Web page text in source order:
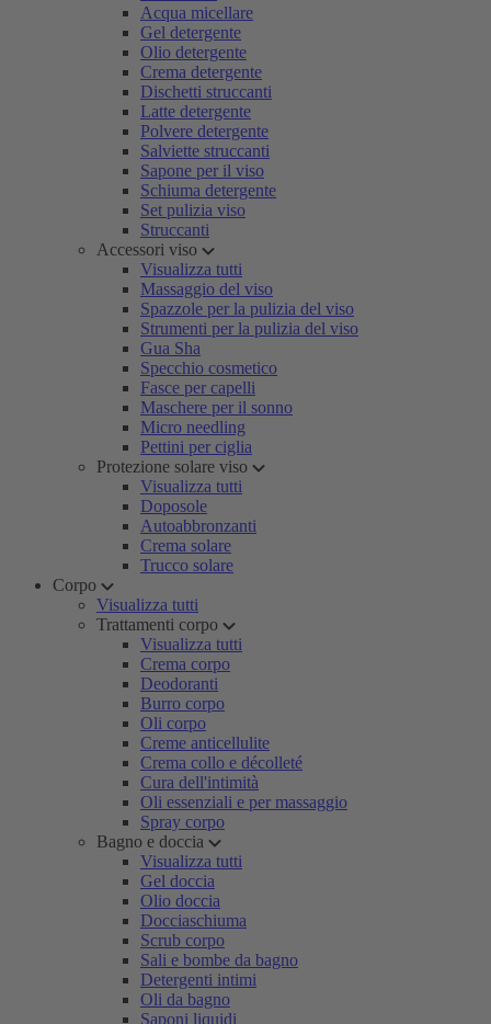
Acqua micellare
Gel detergente
Olio detergente
Crema detergente
Dischetti struccanti
Latte detergente
Polvere detergente
Salviette struccanti
Sapone per il viso
Schiuma detergente
Set pulizia viso
Struccanti
Accessori viso
Visualizza tutti
Massaggio del viso
Spazzole per la pulizia del viso
Strumenti per la pulizia del viso
Gua Sha
Specchio cosmetico
Fasce per capelli
Maschere per il sonno
Micro needling
Pettini per ciglia
Protezione solare viso
Visualizza tutti
Doposole
Autoabbronzanti
Crema solare
Trucco solare
Corpo
Visualizza tutti
Trattamenti corpo
Visualizza tutti
Crema corpo
Deodoranti
Burro corpo
Oli corpo
Creme anticellulite
Crema collo e décolleté
Cura dell'intimità
Oli essenziali e per massaggio
Spray corpo
Bagno e doccia
Visualizza tutti
Gel doccia
Olio doccia
Docciaschiuma
Scrub corpo
Sali e bombe da bagno
Detergenti intimi
Oli da bagno
Saponi liquidi